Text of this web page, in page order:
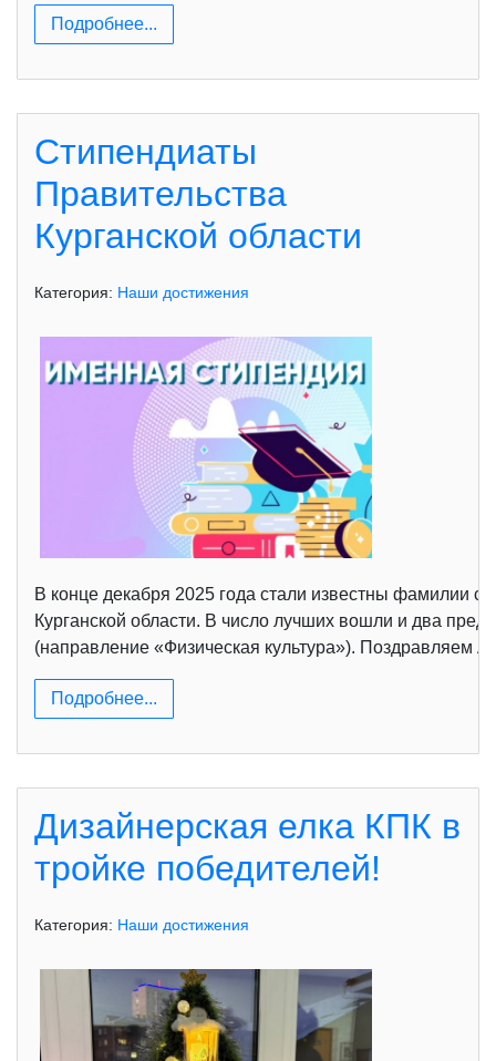
Подробнее...
Стипендиаты
Правительства
Курганской области
Категория: Наши достижения
В конце декабря 2025 года стали известны фамилии
Курганской области. В число лучших вошли и два
(направление «Физическая культура»). Поздравляем
Подробнее...
Дизайнерская елка КПК в
тройке победителей!
Категория: Наши достижения